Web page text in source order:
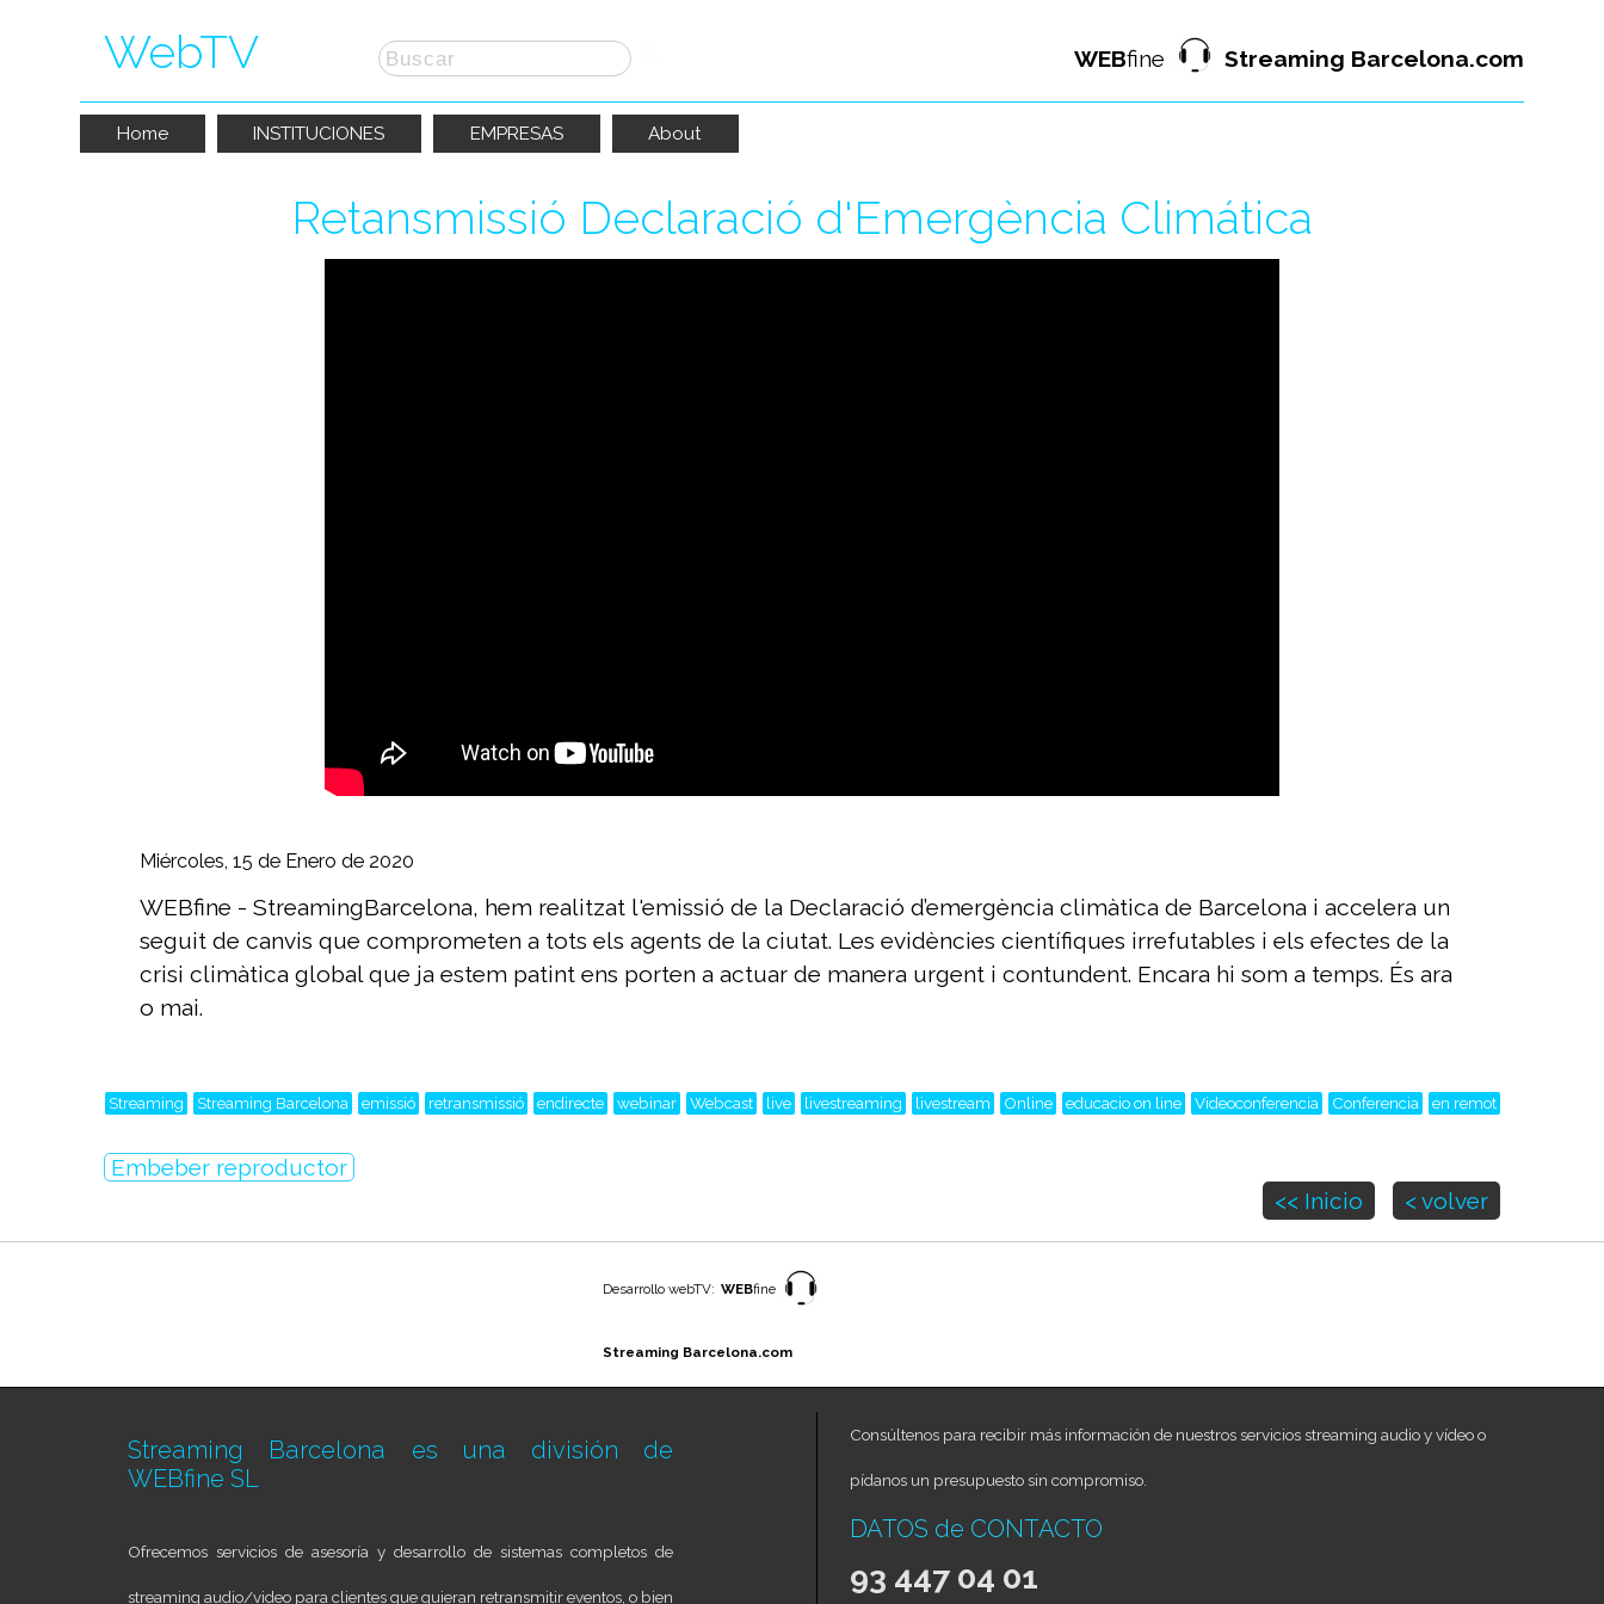
WebTV WEBfine Streaming Barcelona.com
Home INSTITUCIONES EMPRESAS About
Retansmissió Declaració d'Emergència Climática
Miércoles, 15 de Enero de 2020
WEBfine - StreamingBarcelona, hem realitzat l'emissió de la Declaració d’emergència climàtica de Barcelona i accelera un
seguit de canvis que comprometen a tots els agents de la ciutat. Les evidències científiques irrefutables i els efectes de la
crisi climàtica global que ja estem patint ens porten a actuar de manera urgent i contundent. Encara hi som a temps. És ara
o mai.
Streaming Streaming Barcelona emissió retransmissió endirecte webinar Webcast live livestreaming livestream Online educacio on line Videoconferencia Conferencia en remot
Embeber reproductor
<< Inicio
< volver
Desarrollo webTV: WEBfine
Streaming Barcelona.com
Streaming Barcelona es una división de
WEBfine SL
Ofrecemos servicios de asesoría y desarrollo de sistemas completos de
streaming audio/video para clientes que quieran retransmitir eventos, o bien
Consúltenos para recibir más información de nuestros servicios streaming audio y vídeo o
pídanos un presupuesto sin compromiso.
DATOS de CONTACTO
93 447 04 01